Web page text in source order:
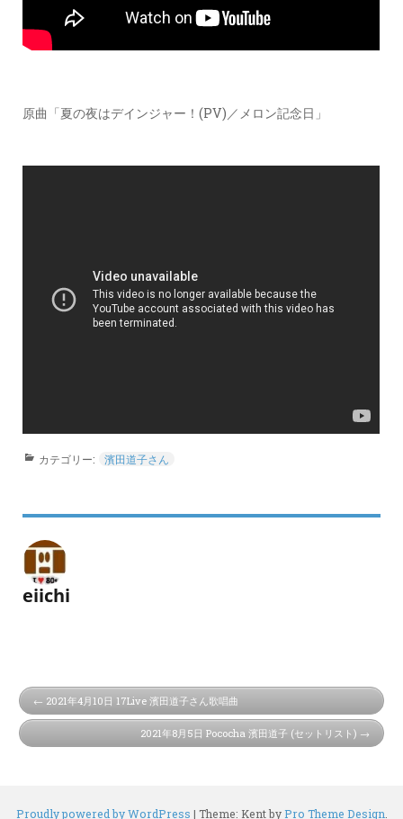
原曲「夏の夜はデインジャー！(PV)／メロン記念日」
カテゴリー: 濱田道子さん
eiichi
2021年4月10日 17Live 濱田道子さん歌唱曲
2021年8月5日 Pococha 濱田道子 (セットリスト)
Proudly powered by WordPress | Theme: Kent byPro Theme Design